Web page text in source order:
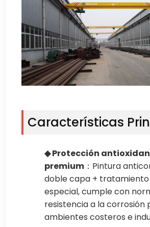
Características
◆ Protección
premium ：Pintura
doble capa +
especial, cumple con
resistencia a la corrosión
ambientes costeros e